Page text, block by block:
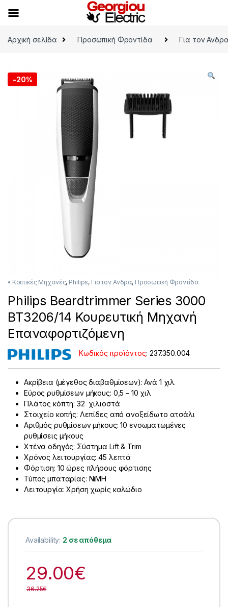
Αρχική σελίδα
Προσωπική Φροντίδα Για τον
-20%
• Κοπτικές Μηχανές, Philips, Για τον Ανδρα, Προσωπική Φροντίδα
Philips Beardtrimmer Series 3000
BT3206/14 Κουρευτική Μηχανή
Επαναφορτιζόμενη
Κωδικός προϊόντος: 237.350.004
Ακρίβεια (μέγεθος διαβαθμίσεων): Ανά 1 χιλ
Εύρος ρυθμίσεων μήκους: 0,5 – 10 χιλ
Πλάτος κόπτη: 32 χιλιοστά
Στοιχείο κοπής: Λεπίδες από ανοξείδωτο ατσάλι
Αριθμός ρυθμίσεων μήκους: 10 ενσωματωμένες
ρυθμίσεις μήκους
Χτένα οδηγός: Σύστημα Lift & Trim
Χρόνος λειτουργίας: 45 λεπτά
Φόρτιση: 10 ώρες πλήρους φόρτισης
Τύπος μπαταρίας: NiMH
Λειτουργία: Χρήση χωρίς καλώδιο
Availability: 2 σε απόθεμα
29.00€
36.25€